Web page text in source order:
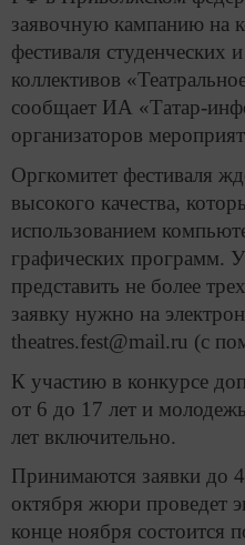
заявочную кампанию на
фестиваля студенческих
коллективов
сообщает ИА «Татар-
организаторов
Оргкомитет фестиваля
высокого качества,
использованием
графических программ.
представить не более
заявку нужно на
theatres.fest@mail.ru (с
К участию в конкурсе
от 6 до 17 лет и
лет включительно.
Принимаются заявки до
октября жюри проведет
конце ноября состоится